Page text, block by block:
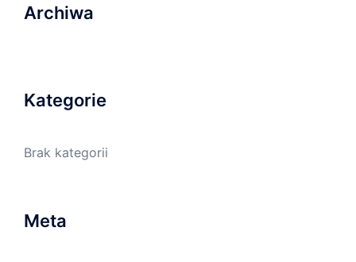
Archiwa
Kategorie
Brak kategorii
Meta